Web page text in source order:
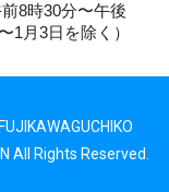
8時30分〜午後
1月3日を除く）
All Rights Reserved.